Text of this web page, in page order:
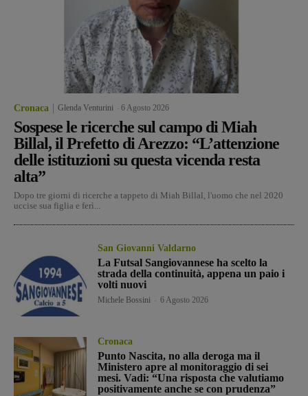
Cronaca Glenda Venturini 6 Agosto 2026
Sospese le ricerche sul campo di Miah
Billal, il Prefetto di Arezzo: “L’attenzione
delle istituzioni su questa vicenda resta
alta”
Dopo tre giorni di ricerche a tappeto di Miah Billal, l'uomo che nel 2020
uccise sua figlia e ferì...
San Giovanni Valdarno
La Futsal Sangiovannese ha scelto la
strada della continuità, appena un paio i
volti nuovi
Michele Bossini 6 Agosto 2026
Cronaca
Punto Nascita, no alla deroga ma il
Ministero apre al monitoraggio di sei
mesi. Vadi: “Una risposta che valutiamo
positivamente anche se con prudenza”